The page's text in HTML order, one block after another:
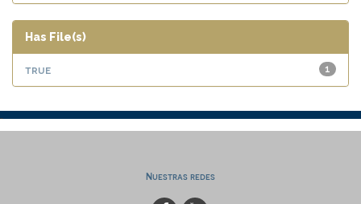
Has File(s)
1
true
Nuestras redes